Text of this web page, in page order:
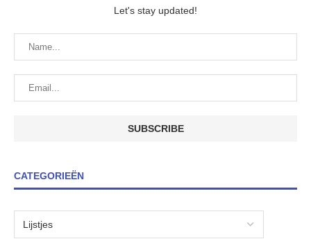
Let's stay updated!
CATEGORIEËN